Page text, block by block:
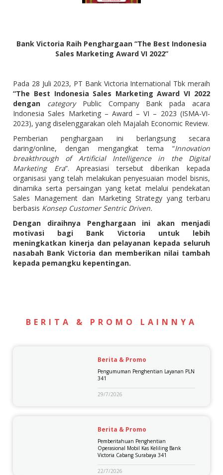
Bank Victoria Raih Penghargaan “The Best Indonesia
Sales Marketing Award VI 2022”
Pada 28 Juli 2023, PT Bank Victoria International Tbk meraih
“The Best Indonesia Sales Marketing Award VI 2022
dengan categoryPublic Company Bank pada acara
Indonesia Sales Marketing – Award – VI – 2023 (ISMA-VI-
2023), yang diselenggarakan oleh Majalah Economic Review.
Pemberian penghargaan ini berlangsung secara
daring/online, dengan mengangkat tema “Innovation
breakthrough of Artificial Intelligence in the Digital
Marketing Era”. Apreasiasi tersebut diberikan kepada
organisasi yang telah melakukan penyesuaian model bisnis,
dinamika serta persaingan yang ketat melalui pendekatan
Sales Management dan Marketing Strategy yang terbaru
berbasis Konsep Customer Sentric Driven.
Dengan diraihnya Penghargaan ini akan menjadi
motivasi bagi Bank Victoria untuk lebih
meningkatkan kinerja dan pelayanan kepada seluruh
nasabah Bank Victoria dan memberikan nilai tambah
kepada pemangku kepentingan.
BERITA & PROMO LAINNYA
Berita & Promo
Pengumuman Penghentian Layanan PLN
341
29/7/2026
Berita & Promo
Pemberitahuan Penghentian
Operasional Mobil Kas Keliling Bank
Victoria Cabang Surabaya 341
22/7/2026